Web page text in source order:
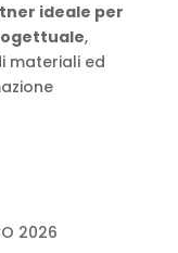
ideale per
,
materiali ed
2026